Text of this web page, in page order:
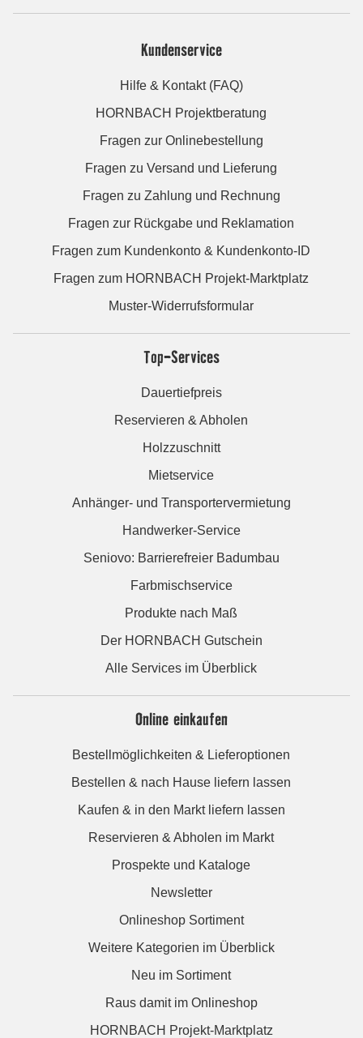
Kundenservice
Hilfe & Kontakt (FAQ)
HORNBACH Projektberatung
Fragen zur Onlinebestellung
Fragen zu Versand und Lieferung
Fragen zu Zahlung und Rechnung
Fragen zur Rückgabe und Reklamation
Fragen zum Kundenkonto & Kundenkonto-ID
Fragen zum HORNBACH Projekt-Marktplatz
Muster-Widerrufsformular
Top-Services
Dauertiefpreis
Reservieren & Abholen
Holzzuschnitt
Mietservice
Anhänger- und Transportervermietung
Handwerker-Service
Seniovo: Barrierefreier Badumbau
Farbmischservice
Produkte nach Maß
Der HORNBACH Gutschein
Alle Services im Überblick
Online einkaufen
Bestellmöglichkeiten & Lieferoptionen
Bestellen & nach Hause liefern lassen
Kaufen & in den Markt liefern lassen
Reservieren & Abholen im Markt
Prospekte und Kataloge
Newsletter
Onlineshop Sortiment
Weitere Kategorien im Überblick
Neu im Sortiment
Raus damit im Onlineshop
HORNBACH Projekt-Marktplatz